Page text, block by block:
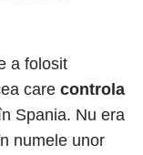
a folosit
care controla
Spania. Nu era
numele unor